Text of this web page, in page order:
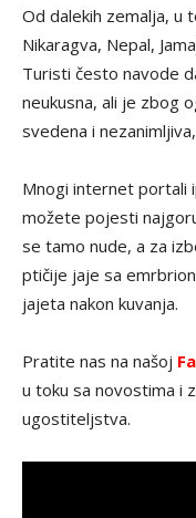
Od dalekih zemalja, u
Nikaragva, Nepal,
Turisti često navode
neukusna, ali je zbog
svedena i
Mnogi internet portali
možete pojesti
se tamo nude, a za
ptičije jaje sa
jajeta nakon kuvanja.
Pratite nas na našoj
u toku sa novostima i
ugostiteljstva.